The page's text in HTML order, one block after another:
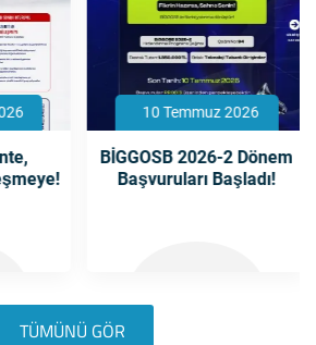
10 Temmuz 2026
BİGGOSB 2026-2 Dönem
Başvuruları Başladı!
TÜMÜNÜ GÖR